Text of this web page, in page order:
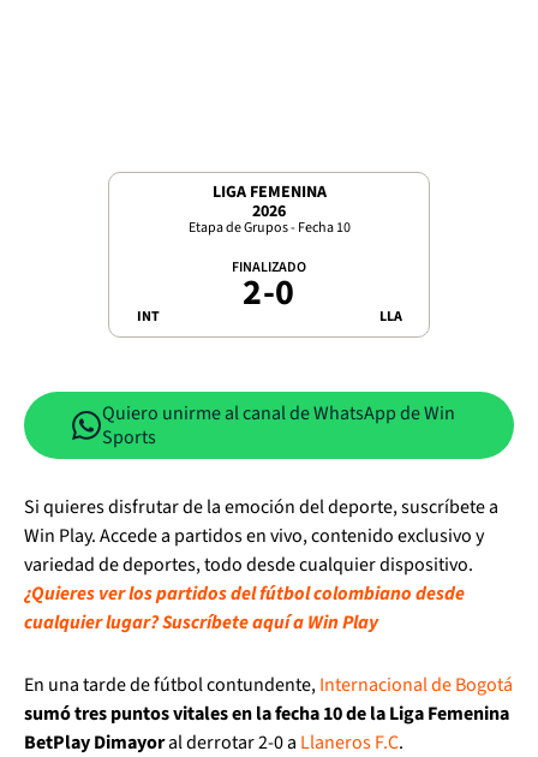
LIGA FEMENINA
2026
Etapa de Grupos - Fecha 10
INT
FINALIZADO
2-0 LLA
Quiero unirme al canal de WhatsApp de Win
Sports
Si quieres disfrutar de la emoción del deporte, suscríbete a
Win Play. Accede a partidos en vivo, contenido exclusivo y
variedad de deportes, todo desde cualquier dispositivo.
¿Quieres ver los partidos del fútbol colombiano desde
cualquier lugar? Suscríbete aquí a Win Play
En una tarde de fútbol contundente,Internacional de Bogotá
sumó tres puntos vitales en la fecha 10 de la Liga Femenina
BetPlay Dimayoral derrotar 2-0 a Llaneros F.C.